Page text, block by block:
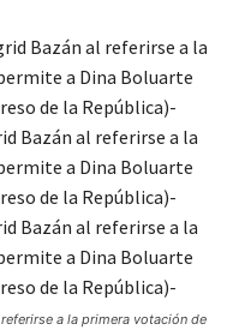
a la primera votación de